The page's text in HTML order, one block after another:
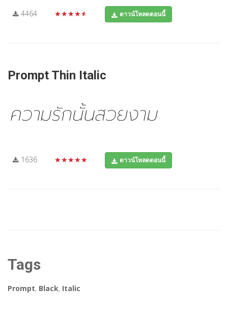
4464 ★★★★★ ดาวน์โหลดตอนนี้
Prompt Thin Italic
1636 ★★★★★ ดาวน์โหลดตอนนี้
Tags
Prompt, Black, Italic